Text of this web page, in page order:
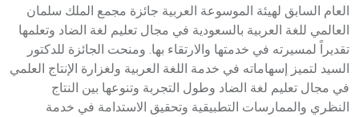
العام السابق لهيئة الموسوعة العربية جائزة مجمع الملك سلمان
العالمي للغة العربية بالسعودية في مجال تعليم لغة الضاد وتعلمها
تقديراً لمسيرته في خدمتها والارتقاء بها. ومنحت الجائزة للدكتور
السيد لتميز إسهاماته في خدمة اللغة العربية ولغزارة الإنتاج العلمي
في مجال تعليم لغة الضاد وطول التجربة وتنوعها بين النتاج
النظري والممارسات التطبيقية وتحقيق الاستدامة في خدمة